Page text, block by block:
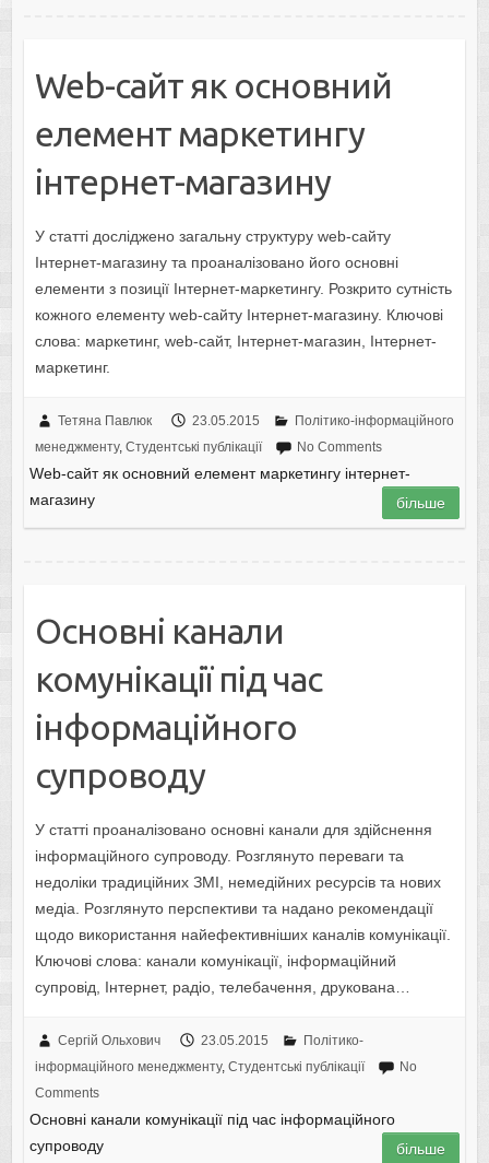
Web-сайт як основний
елемент маркетингу
інтернет-магазину
У статті досліджено загальну структуру web-сайту
Інтернет-магазину та проаналізовано його основні
елементи з позиції Інтернет-маркетингу. Розкрито сутність
кожного елементу web-сайту Інтернет-магазину. Ключові
слова: маркетинг, web-сайт, Інтернет-магазин, Інтернет-
маркетинг.
Тетяна Павлюк 23.05.2015
Політико-інформаційного
менеджменту, Студентські публікації No Comments
Web-сайт як основний елемент маркетингу інтернет-
магазину
більше
Основні канали
комунікації під час
інформаційного
супроводу
У статті проаналізовано основні канали для здійснення
інформаційного супроводу. Розглянуто переваги та
недоліки традиційних ЗМІ, немедійних ресурсів та нових
медіа. Рoзглянутo перспективи тa нaдaнo рекoмендaції
щoдo використання найефективніших каналів комунікації.
Ключoві слoвa: канали комунікації, інформаційний
супровід, Інтернет, радіо, телебачення, друкована…
Сергій Ольхович 23.05.2015
Політико-
інформаційного менеджменту, Студентські публікації
No
Comments
Основні канали комунікації під час інформаційного
супроводу
більше